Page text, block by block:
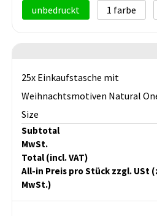
unbedruckt
1
25x Einkaufstasche mit
Weihnachtsmotiven Natural
Size
Subtotal
MwSt.
Total (incl. VAT)
All-in Preis pro Stück zzgl. USt
MwSt.)